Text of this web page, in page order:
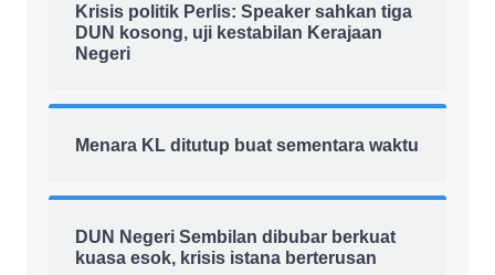
Krisis politik Perlis: Speaker sahkan tiga
DUN kosong, uji kestabilan Kerajaan
Negeri
Menara KL ditutup buat sementara waktu
DUN Negeri Sembilan dibubar berkuat
kuasa esok, krisis istana berterusan